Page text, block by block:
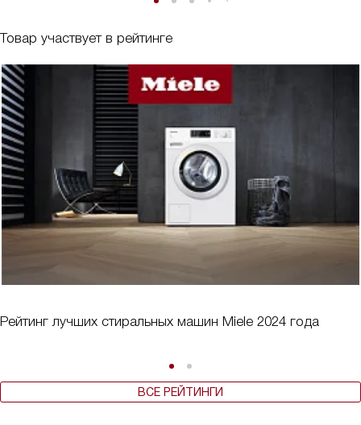
Товар участвует в рейтинге
Рейтинг лучших стиральных машин Miele 2024 года
ВСЕ РЕЙТИНГИ